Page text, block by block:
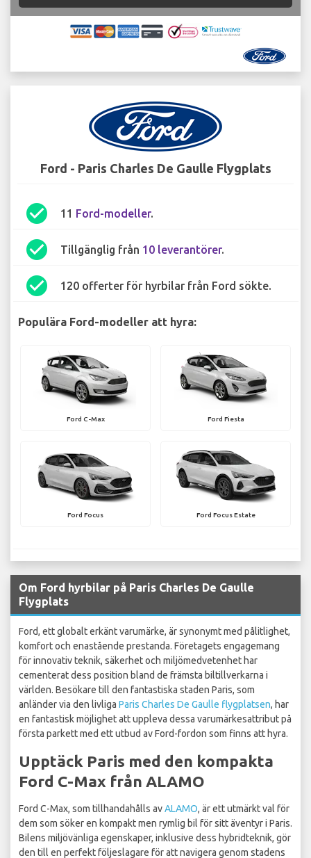
Ford - Paris Charles De Gaulle Flygplats
check_circle 11 Ford-modeller.
check_circle Tillgänglig från 10 leverantörer.
check_circle 120 offerter för hyrbilar från Ford sökte.
Populära Ford-modeller att hyra:
Ford C-Max Ford Fiesta
Ford Focus Ford Focus Estate
Om Ford hyrbilar på Paris Charles De Gaulle
Flygplats
Ford, ett globalt erkänt varumärke, är synonymt med pålitlighet,
komfort och enastående prestanda. Företagets engagemang
för innovativ teknik, säkerhet och miljömedvetenhet har
cementerat dess position bland de främsta biltillverkarna i
världen. Besökare till den fantastiska staden Paris, som
anländer via den livliga Paris Charles De Gaulle flygplatsen, har
en fantastisk möjlighet att uppleva dessa varumärkesattribut på
första parkett med ett utbud av Ford-fordon som finns att hyra.
Upptäck Paris med den kompakta
Ford C-Max från ALAMO
Ford C-Max, som tillhandahålls avALAMO, är ett utmärkt val för
dem som söker en kompakt men rymlig bil för sitt äventyr i Paris.
Bilens miljövänliga egenskaper, inklusive dess hybridteknik, gör
den till en perfekt följeslagare för att navigera genom stadens